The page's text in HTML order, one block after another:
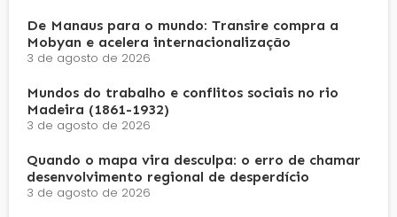
De Manaus para o mundo: Transire compra a
Mobyan e acelera internacionalização
3 de agosto de 2026
Mundos do trabalho e conflitos sociais no rio
Madeira (1861-1932)
3 de agosto de 2026
Quando o mapa vira desculpa: o erro de chamar
desenvolvimento regional de desperdício
3 de agosto de 2026